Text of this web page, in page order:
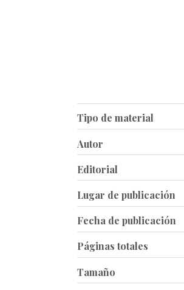
Tipo de material
Autor
Editorial
Lugar de publicación
Fecha de publicación
Páginas totales
Tamaño